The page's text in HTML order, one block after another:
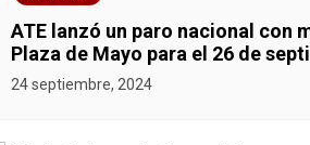
g
a
ATE lanzó un paro nacional con
Plaza de Mayo para el 26 de
24 septiembre, 2024